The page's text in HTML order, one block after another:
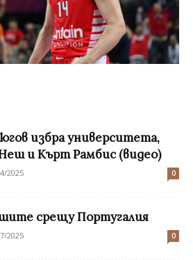
избра университета,
и Кърт Рамбис (видео)
2025 0
срещу Португалия
2025 0